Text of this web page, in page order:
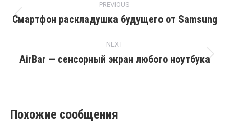
navigation
PREVIOUS
Previous
Смартфон раскладушка будущего от Samsung
NEXT
Next
AirBar — сенсорный экран любого ноутбука
Похожие сообщения